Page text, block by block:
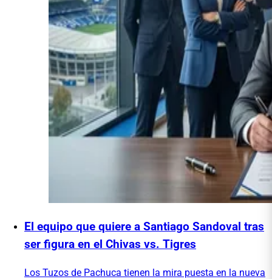
El equipo que quiere a Santiago Sandoval tras
ser figura en el Chivas vs. Tigres
Los Tuzos de Pachuca tienen la mira puesta en la nueva